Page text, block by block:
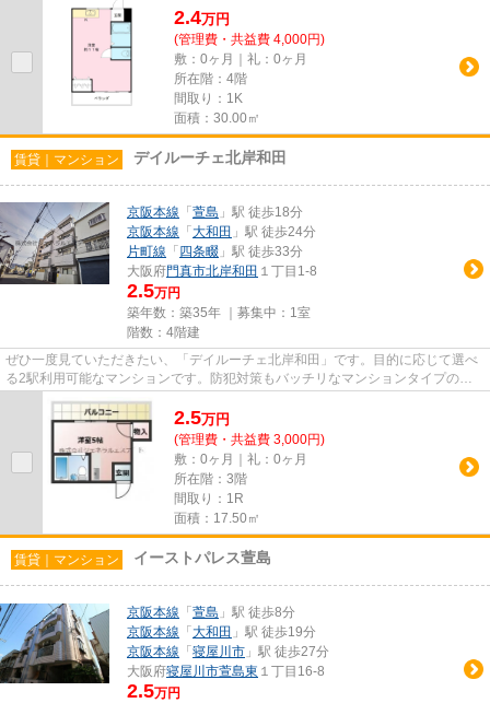
2.4万円
(管理費・共益費 4,000円)
敷：0ヶ月｜礼：0ヶ月
所在階：4階
間取り：1K
面積：30.00㎡
賃貸｜マンション デイルーチェ北岸和田
京阪本線 「 萱島 」駅 徒歩18分
京阪本線 「 大和田 」駅 徒歩24分
片町線 「 四条畷 」駅 徒歩33分
大阪府門真市北岸和田 １丁目1-8
2.5万円
築年数：築35年 ｜募集中： 1室
階数：4階建
ぜひ一度見ていただきたい、「デイルーチェ北岸和田」です。目的に応じて選べ
る2駅利用可能なマンションです。防犯対策もバッチリなマンションタイプの物
2.5万円
(管理費・共益費 3,000円)
敷：0ヶ月｜礼：0ヶ月
所在階：3階
間取り：1R
面積：17.50㎡
賃貸｜マンション イーストパレス萱島
京阪本線 「 萱島 」駅 徒歩8分
京阪本線 「 大和田 」駅 徒歩19分
京阪本線 「 寝屋川市 」駅 徒歩27分
大阪府寝屋川市萱島東 １丁目16-8
2.5万円